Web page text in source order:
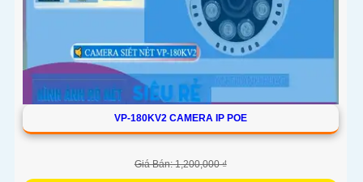
VP-180KV2 CAMERA IP POE
Giá Bán: 1,200,000 ₫